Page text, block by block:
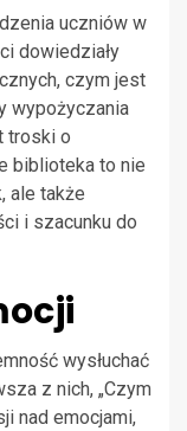
uczniów w
dowiedziały
czym jest
wypożyczania
troski o
biblioteka to nie
ale także
i szacunku do
wysłuchać
z nich, „Czym
nad emocjami,